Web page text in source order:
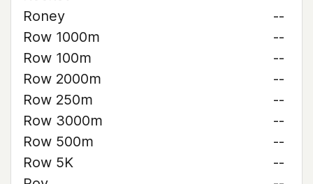
Roney
--
Row 1000m
--
Row 100m
--
Row 2000m
--
Row 250m
--
Row 3000m
--
Row 500m
--
Row 5K
--